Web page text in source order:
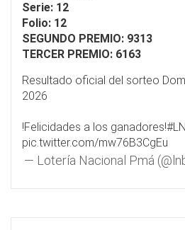
Serie: 12
Folio: 12
SEGUNDO PREMIO: 9313
TERCER PREMIO: 6163
Resultado oficial del sorteo
2026
!Felicidades a los ganadores!
pic.twitter.com/mw76B3CgEu
— Lotería Nacional Pmá